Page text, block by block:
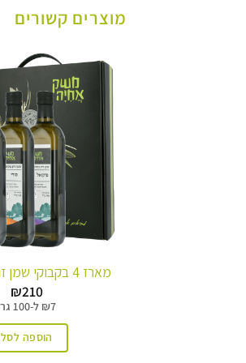
מוצרים קשורים
מארז 4 בקבוקי שמן זני 750 מ”ל
₪210
₪7 ל-100 גר'
הוספה לסל